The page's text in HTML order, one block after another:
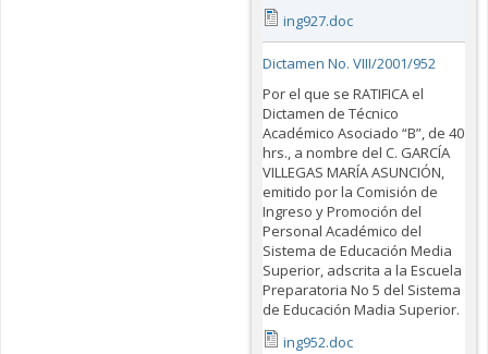
ing927.doc
Dictamen No. VIII/2001/952
Por el que se RATIFICA el
Dictamen de Técnico
Académico Asociado “B”, de 40
hrs., a nombre del C. GARCÍA
VILLEGAS MARÍA ASUNCIÓN,
emitido por la Comisión de
Ingreso y Promoción del
Personal Académico del
Sistema de Educación Media
Superior, adscrita a la Escuela
Preparatoria No 5 del Sistema
de Educación Madia Superior.
ing952.doc